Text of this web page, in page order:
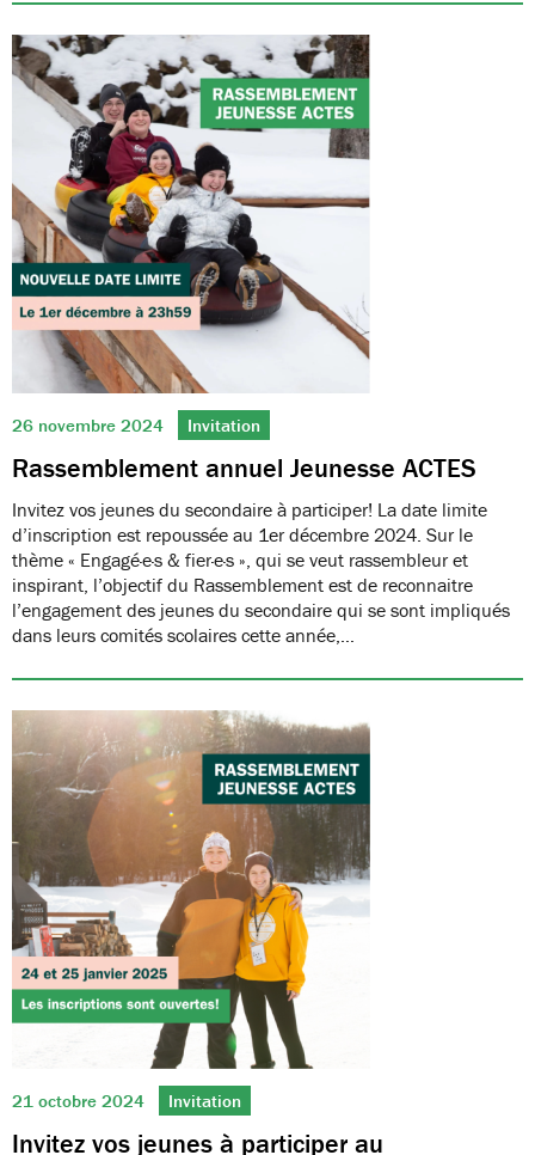
26 novembre 2024 Invitation
Rassemblement annuel Jeunesse ACTES
Invitez vos jeunes du secondaire à participer! La date limite
d’inscription est repoussée au 1er décembre 2024. Sur le
thème « Engagé·e·s & fier·e·s », qui se veut rassembleur et
inspirant, l’objectif du Rassemblement est de reconnaitre
l’engagement des jeunes du secondaire qui se sont impliqués
dans leurs comités scolaires cette année,…
21 octobre 2024 Invitation
Invitez vos jeunes à participer au